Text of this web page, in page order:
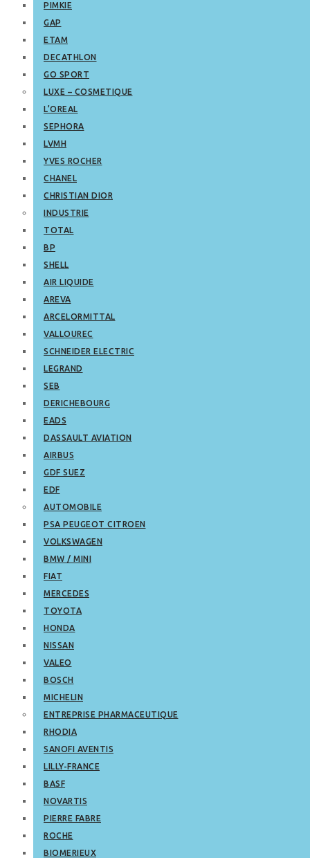
PIMKIE
GAP
ETAM
DECATHLON
GO SPORT
LUXE – COSMETIQUE
L’OREAL
SEPHORA
LVMH
YVES ROCHER
CHANEL
CHRISTIAN DIOR
INDUSTRIE
TOTAL
BP
SHELL
AIR LIQUIDE
AREVA
ARCELORMITTAL
VALLOUREC
SCHNEIDER ELECTRIC
LEGRAND
SEB
DERICHEBOURG
EADS
DASSAULT AVIATION
AIRBUS
GDF SUEZ
EDF
AUTOMOBILE
PSA PEUGEOT CITROEN
VOLKSWAGEN
BMW / MINI
FIAT
MERCEDES
TOYOTA
HONDA
NISSAN
VALEO
BOSCH
MICHELIN
ENTREPRISE PHARMACEUTIQUE
RHODIA
SANOFI AVENTIS
LILLY-FRANCE
BASF
NOVARTIS
PIERRE FABRE
ROCHE
BIOMERIEUX